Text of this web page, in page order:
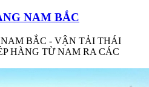
NAM BẮC
BẮC - VẬN TẢI THÁI
HÀNG TỪ NAM RA CÁC